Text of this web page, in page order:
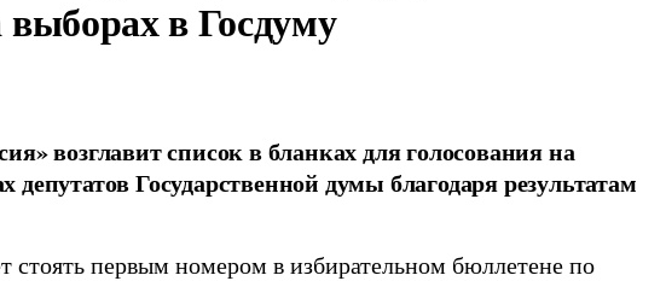
в Госдуму
возглавит список в бланках для голосования на
Государственной думы благодаря результатам
стоять первым номером в избирательном бюллетене по